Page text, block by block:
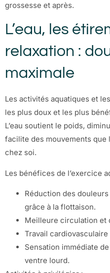
grossesse et après.
L’eau, les
relaxation :
maximale
Les activités aquatiques et
les plus doux et les plus
L’eau soutient le poids,
facilite des mouvements
chez soi.
Les bénéfices de l’exercice
Réduction des
grâce à la flottaison.
Meilleure circulation et
Travail cardiovasculaire
Sensation immédiate
ventre lourd.